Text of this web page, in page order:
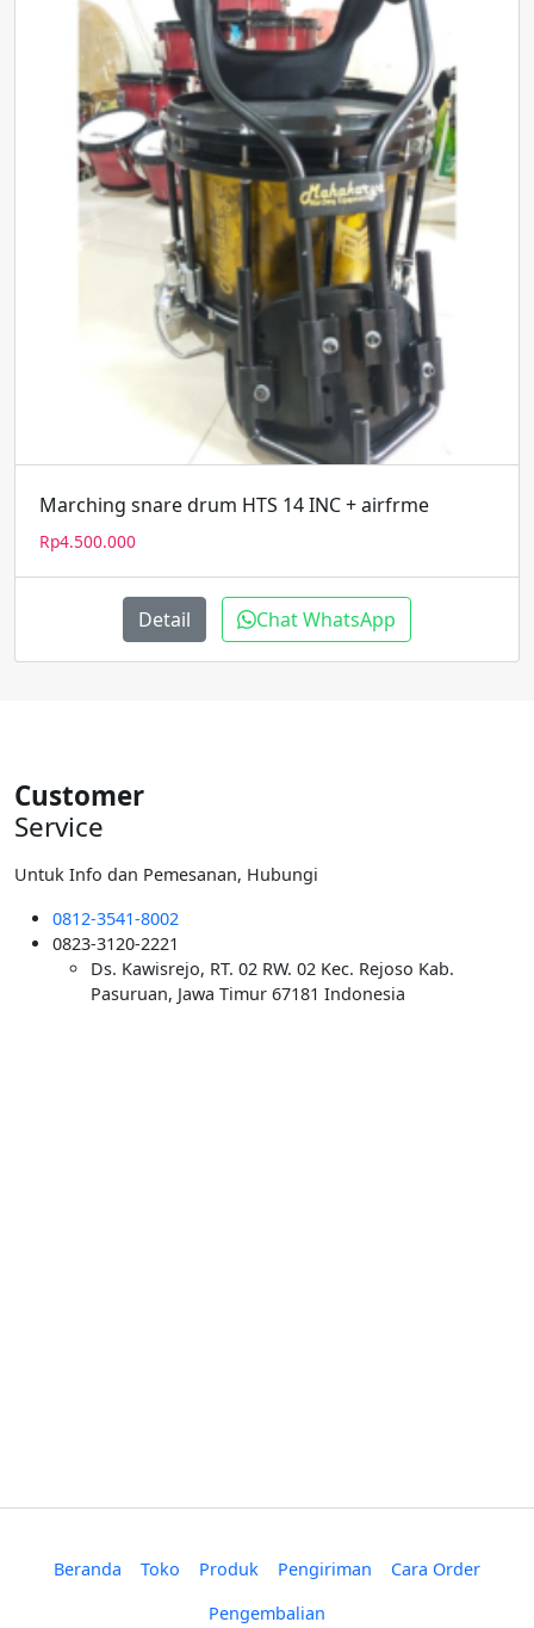
Marching snare drum HTS 14 INC + airfrme
Rp4.500.000
Detail Chat WhatsApp
Customer
Service
Untuk Info dan Pemesanan, Hubungi
0812-3541-8002
0823-3120-2221
Ds. Kawisrejo, RT. 02 RW. 02 Kec. Rejoso Kab.
Pasuruan, Jawa Timur 67181 Indonesia
Beranda Toko Produk Pengiriman
Cara Order
Pengembalian